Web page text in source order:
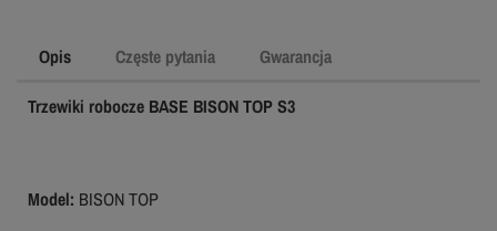
Opis Częste pytania Gwarancja
Trzewiki robocze BASE BISON TOP S3
Model: BISON TOP